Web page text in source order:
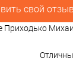
свой отзыв
Приходько